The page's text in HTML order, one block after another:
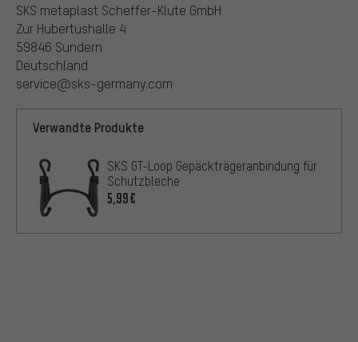
SKS metaplast Scheffer-Klute GmbH
Zur Hubertushalle 4
59846 Sundern
Deutschland
service@sks-germany.com
Verwandte Produkte
SKS GT-Loop Gepäckträgeranbindung für
Schutzbleche
5,99€